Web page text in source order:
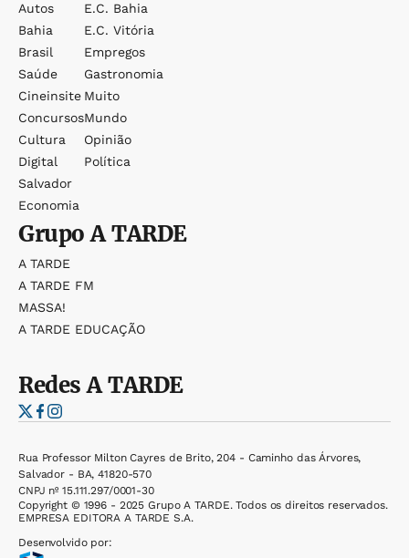
Autos
Bahia
Brasil
Saúde
Cineinsite
Concursos
Cultura
Digital
Salvador
Economia
E.c. Bahia
E.c. Vitória
Empregos
Gastronomia
Muito
Mundo
Opinião
Política
GrupoA TARDE
A TARDE
A TARDE FM
MASSA!
A TARDE EDUCAÇÃO
RedesA TARDE
Rua Professor Milton Cayres de Brito, 204 - Caminho das Árvores,
Salvador - BA, 41820-570
CNPJ nº 15.111.297/0001-30
Copyright © 1996 - 2025 Grupo A TARDE. Todos os direitos reservados.
EMPRESA EDITORA A TARDE S.A.
Desenvolvido por: